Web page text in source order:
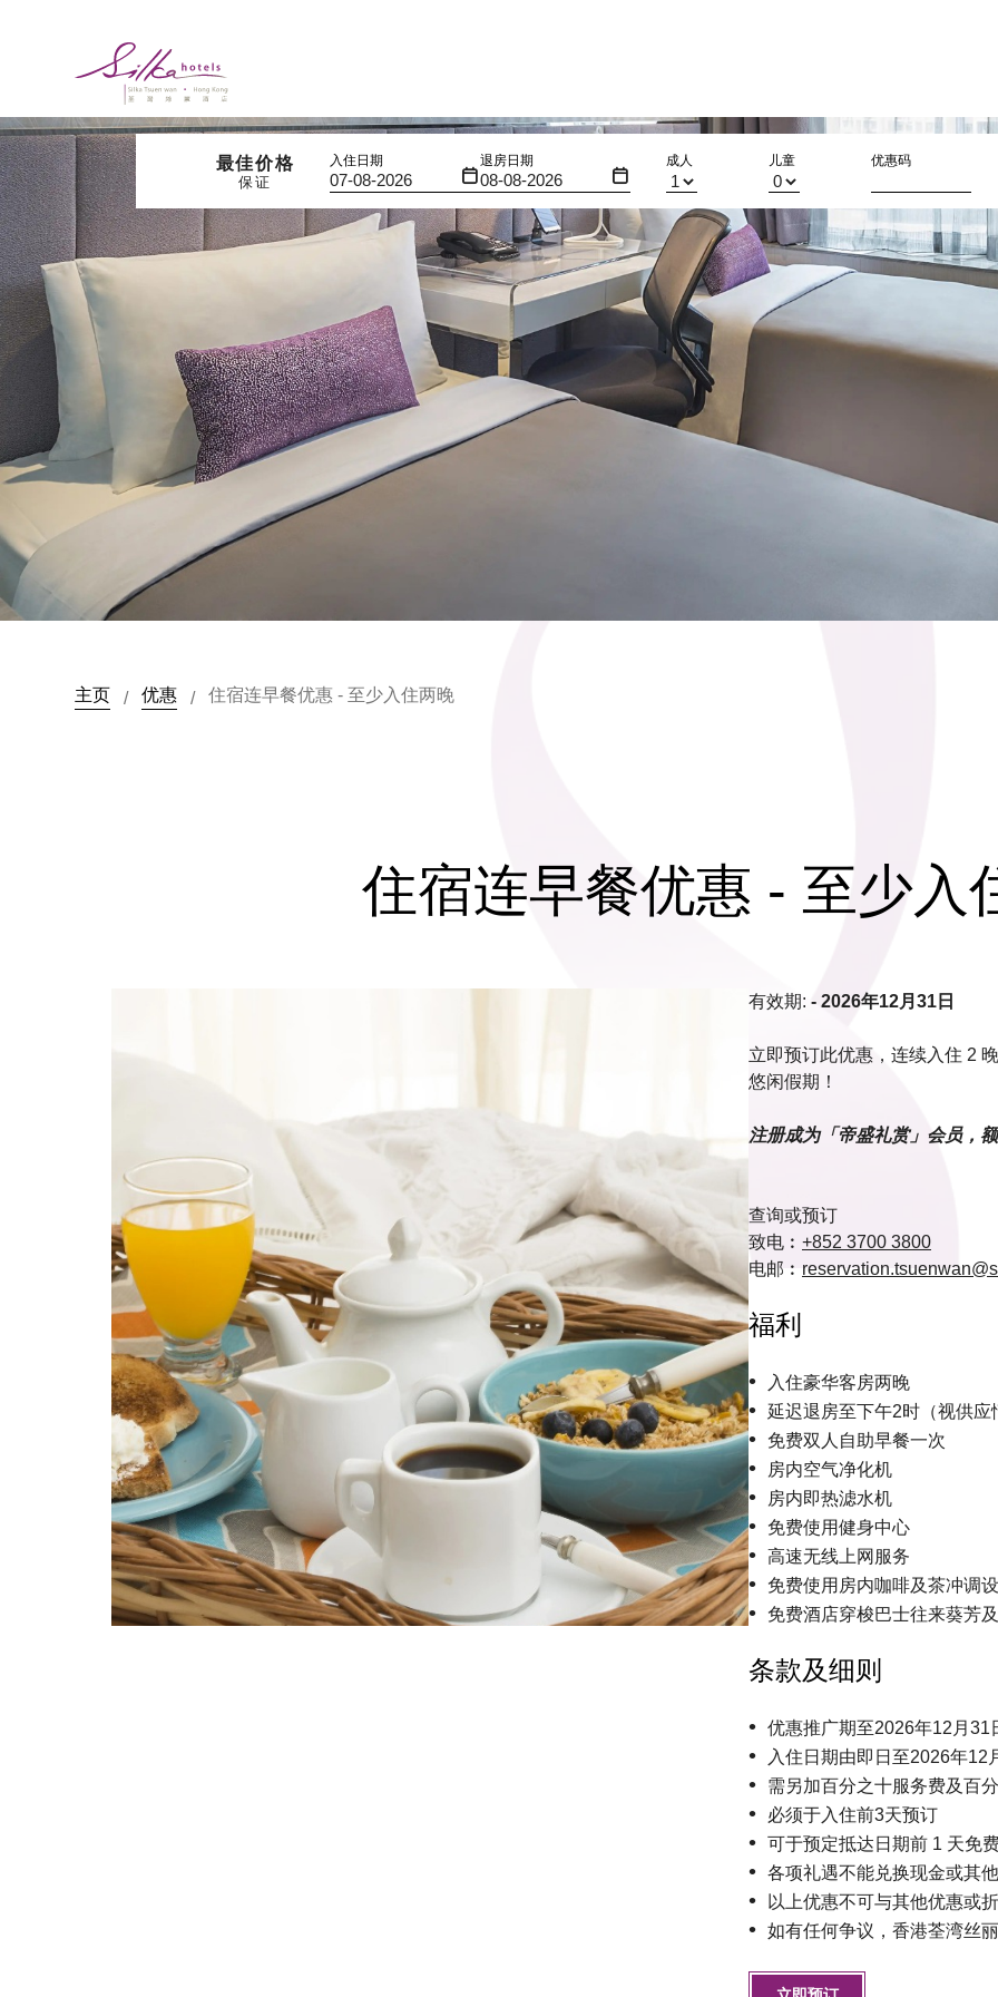
最佳价格
保证
入住日期 退房日期 成人 儿童 优惠码
主页 / 优惠 / 住宿连早餐优惠 - 至少入住两晚
住宿连早餐优惠 - 至少入
有效期: - 2026年12月31日
立即预订此优惠，连续入住 2
悠闲假期！
注册成为「帝盛礼赏」会员，
查询或预订
致电︰ +852 3700 3800
电邮︰
福利
入住豪华客房两晚
延迟退房至下午2时（视供应
免费双人自助早餐一次
房内空气净化机
房内即热滤水机
免费使用健身中心
高速无线上网服务
免费使用房内咖啡及茶冲调
免费酒店穿梭巴士往来葵芳
条款及细则
优惠推广期至2026年12月31
入住日期由即日至2026年12
需另加百分之十服务费及百
必须于入住前3天预订
可于预定抵达日期前 1 天免
各项礼遇不能兑换现金或其
以上优惠不可与其他优惠或
如有任何争议，香港荃湾丝